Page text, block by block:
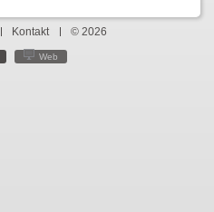
Kontakt © 2026
Web